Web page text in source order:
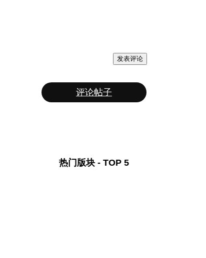
发表评论
评论帖子
热门版块 - TOP 5